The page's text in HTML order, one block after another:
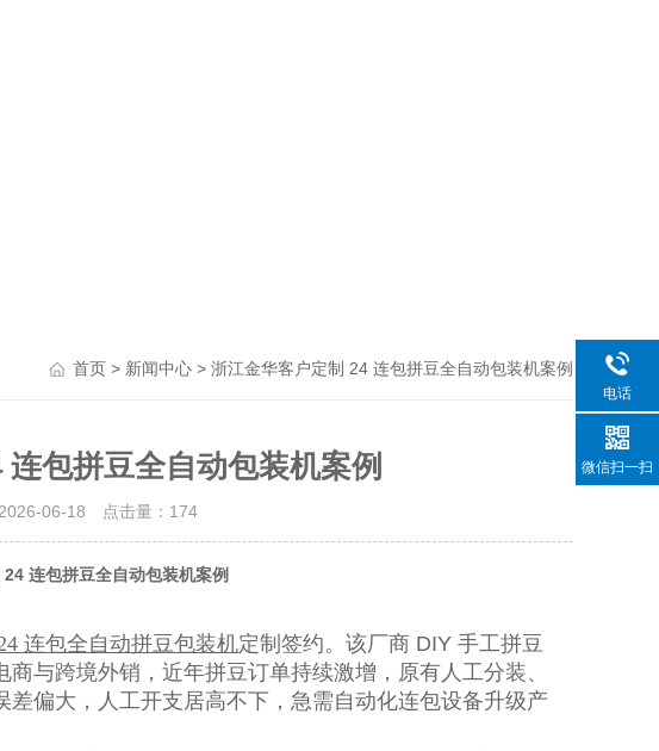
首页 > 新闻中心 > 浙江金华客户定制 24 连包拼豆全自动包装机案例
包拼豆全自动包装机案例
06-18 点击量： 174
连包拼豆全自动包装机案例
连包全自动拼豆包装机定制签约。该厂商 DIY 手工拼豆
与跨境外销，近年拼豆订单持续激增，原有人工分装、
偏大，人工开支居高不下，急需自动化连包设备升级产
电话
微信扫一扫